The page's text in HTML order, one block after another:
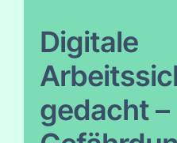
Digitale
gedacht –